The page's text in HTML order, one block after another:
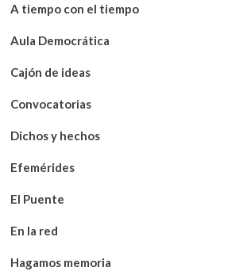
A tiempo con el tiempo
Aula Democrática
Cajón de ideas
Convocatorias
Dichos y hechos
Efemérides
El Puente
En la red
Hagamos memoria